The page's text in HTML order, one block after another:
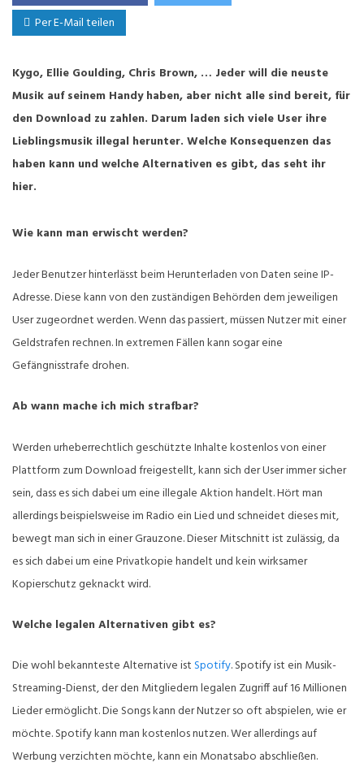
Per E-Mail teilen
Kygo, Ellie Goulding, Chris Brown, … Jeder will die neuste
Musik auf seinem Handy haben, aber nicht alle sind bereit, für
den Download zu zahlen. Darum laden sich viele User ihre
Lieblingsmusik illegal herunter. Welche Konsequenzen das
haben kann und welche Alternativen es gibt, das seht ihr
hier.
Wie kann man erwischt werden?
Jeder Benutzer hinterlässt beim Herunterladen von Daten seine IP-
Adresse. Diese kann von den zuständigen Behörden dem jeweiligen
User zugeordnet werden. Wenn das passiert, müssen Nutzer mit einer
Geldstrafen rechnen. In extremen Fällen kann sogar eine
Gefängnisstrafe drohen.
Ab wann mache ich mich strafbar?
Werden urheberrechtlich geschützte Inhalte kostenlos von einer
Plattform zum Download freigestellt, kann sich der User immer sicher
sein, dass es sich dabei um eine illegale Aktion handelt. Hört man
allerdings beispielsweise im Radio ein Lied und schneidet dieses mit,
bewegt man sich in einer Grauzone. Dieser Mitschnitt ist zulässig, da
es sich dabei um eine Privatkopie handelt und kein wirksamer
Kopierschutz geknackt wird.
Welche legalen Alternativen gibt es?
Die wohl bekannteste Alternative istSpotify. Spotify ist ein Musik-
Streaming-Dienst, der den Mitgliedern legalen Zugriff auf 16 Millionen
Lieder ermöglicht. Die Songs kann der Nutzer so oft abspielen, wie er
möchte. Spotify kann man kostenlos nutzen. Wer allerdings auf
Werbung verzichten möchte, kann ein Monatsabo abschließen.